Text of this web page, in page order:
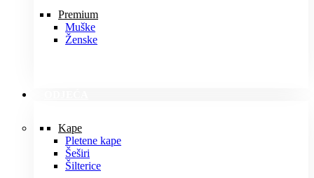
Premium
Muške
Ženske
Kape
Pletene kape
Šeširi
Šilterice